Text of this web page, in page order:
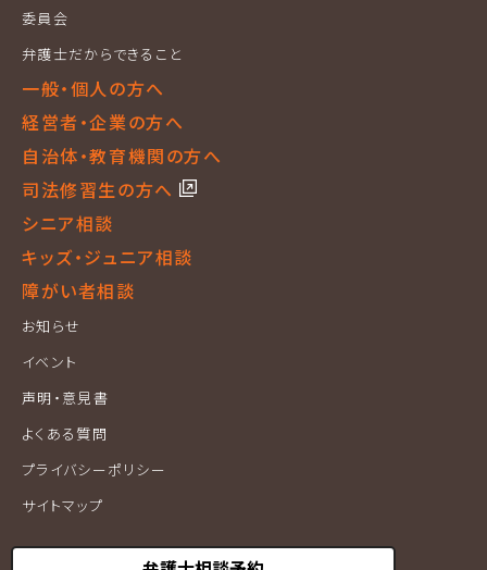
委員会
弁護士だからできること
一般・個人の方へ
経営者・企業の方へ
自治体・教育機関の方へ
司法修習生の方へ
シニア相談
キッズ・ジュニア相談
障がい者相談
お知らせ
イベント
声明・意見書
よくある質問
プライバシーポリシー
サイトマップ